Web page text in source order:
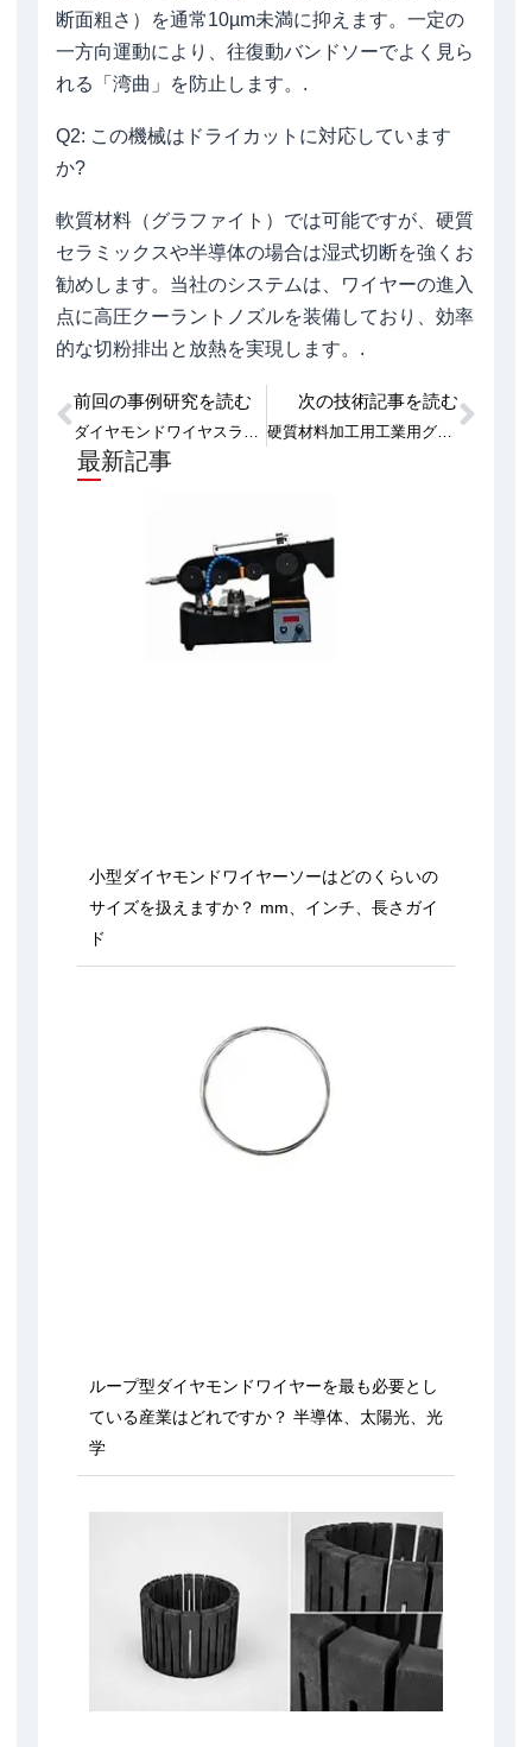
断面粗さ）を通常10µm未満に抑えます。一定の
一方向運動により、往復動バンドソーでよく見ら
れる「湾曲」を防止します。.
Q2: この機械はドライカットに対応しています
か?
軟質材料（グラファイト）では可能ですが、硬質
セラミックスや半導体の場合は湿式切断を強くお
勧めします。当社のシステムは、ワイヤーの進入
点に高圧クーラントノズルを装備しており、効率
的な切粉排出と放熱を実現します。.
Prev
前回の事例研究を読む 次の技術記事を読む
硬質材料加工用工業用グラファイトワイヤーソー 次
最新記事
小型ダイヤモンドワイヤーソーはどのくらいの
サイズを扱えますか？ mm、インチ、長さガイ
ド
ループ型ダイヤモンドワイヤーを最も必要とし
ている産業はどれですか？ 半導体、太陽光、光
学